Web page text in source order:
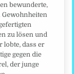
bewunderte,
Gewohnheiten
zu lösen und
lobte, dass er
gegen die
der junge